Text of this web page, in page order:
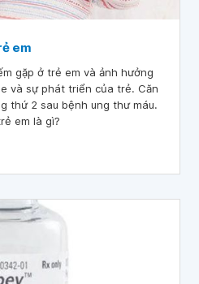
em
gặp ở trẻ em và ảnh hưởng
và sự phát triển của trẻ. Căn
thứ 2 sau bệnh ung thư máu.
em là gì?